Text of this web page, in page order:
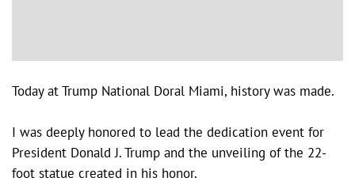
Today at Trump National Doral Miami, history was made.
I was deeply honored to lead the dedication event for
President Donald J. Trump and the unveiling of the 22-
foot statue created in his honor.